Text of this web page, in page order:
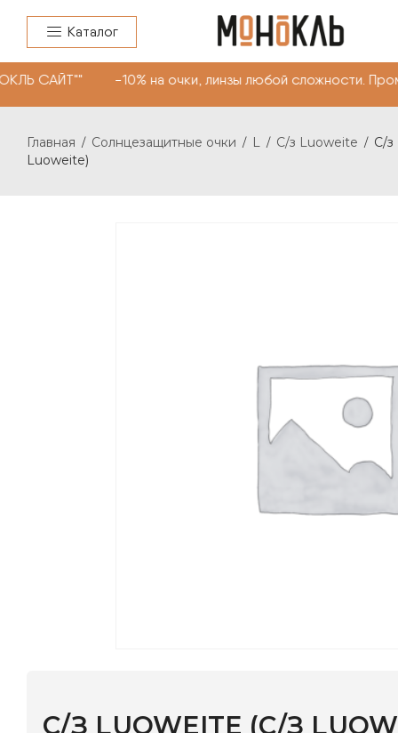
Каталог
-10% на очки, линзы любой
Главная / Солнцезащитные очки / L / C/з Luoweite / C/
Luoweite)
This product is currently out of stock and unavailable.